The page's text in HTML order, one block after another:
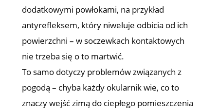
dodatkowymi powłokami, na przykład
antyrefleksem, który niweluje odbicia od ich
powierzchni – w soczewkach kontaktowych
nie trzeba się o to martwić.
To samo dotyczy problemów związanych z
pogodą – chyba każdy okularnik wie, co to
znaczy wejść zimą do ciepłego pomieszczenia